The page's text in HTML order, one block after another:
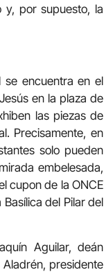
y, por supuesto, la
se encuentra en el
en la plaza de
las piezas de
Precisamente, en
solo pueden
embelesada,
cupon de la ONCE
del Pilar del
Aguilar, deán
presidente